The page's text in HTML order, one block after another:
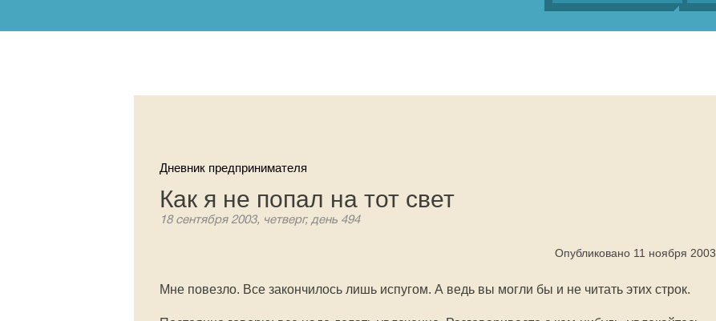
Дневник предпринимателя
Как я не попал на тот свет
18 сентября 2003, четверг, день 494
Опубликовано 11 ноября 2003
Мне повезло. Все закончилось лишь испугом. А ведь вы могли бы и не читать этих строк.